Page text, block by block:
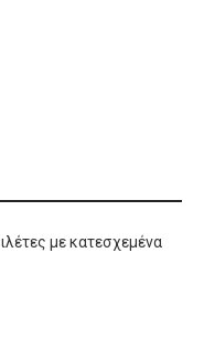
με κατεσχεμένα